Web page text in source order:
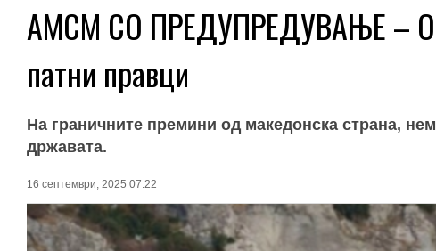
АМСМ СО ПРЕДУПРЕДУВАЊЕ –
патни правци
На граничните премини од македонска страна,
државата.
16 септември, 2025 07:22